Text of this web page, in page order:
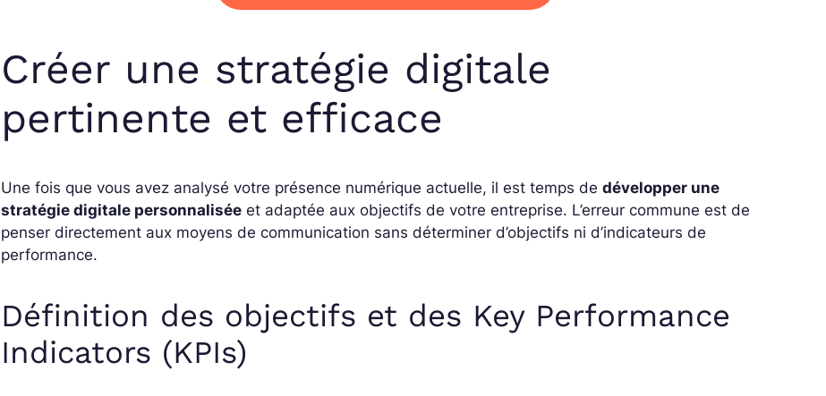
Créer une stratégie digitale
pertinente et efficace
Une fois que vous avez analysé votre présence numérique actuelle, il est temps dedévelopper une
stratégie digitale personnalisée et adaptée aux objectifs de votre entreprise. L’erreur commune est de
penser directement aux moyens de communication sans déterminer d’objectifs ni d’indicateurs de
performance.
Définition des objectifs et des Key Performance
Indicators (KPIs)